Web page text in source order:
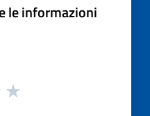
le informazioni